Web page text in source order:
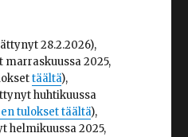
28.2.2026),
marraskuussa 2025,
täältä),
huhtikuussa
tulokset täältä),
helmikuussa 2025,